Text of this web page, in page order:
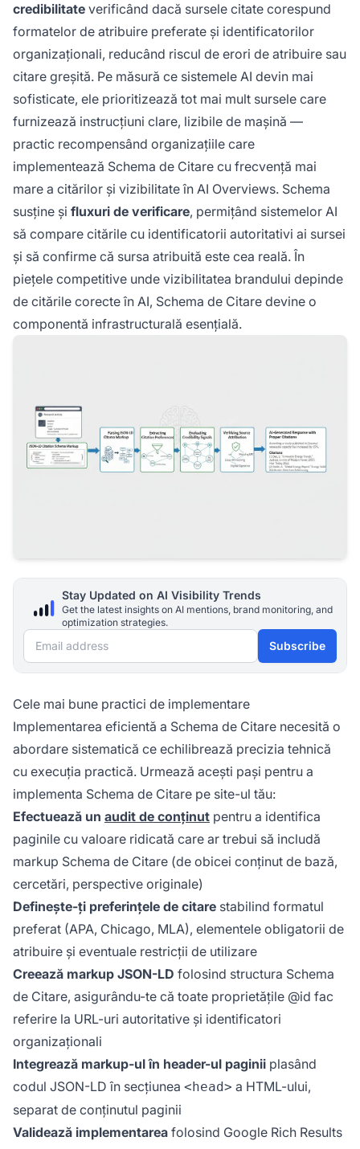
credibilitate verificând dacă sursele citate corespund
formatelor de atribuire preferate și identificatorilor
organizaționali, reducând riscul de erori de atribuire sau
citare greșită. Pe măsură ce sistemele AI devin mai
sofisticate, ele prioritizează tot mai mult sursele care
furnizează instrucțiuni clare, lizibile de mașină —
practic recompensând organizațiile care
implementează Schema de Citare cu frecvență mai
mare a citărilor și vizibilitate în AI Overviews. Schema
susține și fluxuri de verificare, permițând sistemelor AI
să compare citările cu identificatorii autoritativi ai sursei
și să confirme că sursa atribuită este cea reală. În
piețele competitive unde vizibilitatea brandului depinde
de citările corecte în AI, Schema de Citare devine o
componentă infrastructurală esențială.
Stay Updated on AI Visibility Trends
Get the latest insights on AI mentions, brand monitoring, and
optimization strategies.
Email address Subscribe
Cele mai bune practici de implementare
Implementarea eficientă a Schema de Citare necesită o
abordare sistematică ce echilibrează precizia tehnică
cu execuția practică. Urmează acești pași pentru a
implementa Schema de Citare pe site-ul tău:
Efectuează un audit de conținut pentru a identifica
paginile cu valoare ridicată care ar trebui să includă
markup Schema de Citare (de obicei conținut de bază,
cercetări, perspective originale)
Definește-ți preferințele de citare stabilind formatul
preferat (APA, Chicago, MLA), elementele obligatorii de
atribuire și eventuale restricții de utilizare
Creează markup JSON-LD folosind structura Schema
de Citare, asigurându-te că toate proprietățile @id fac
referire la URL-uri autoritative și identificatori
organizaționali
Integrează markup-ul în header-ul paginii plasând
codul JSON-LD în secțiunea <head> a HTML-ului,
separat de conținutul paginii
Validează implementarea folosind Google Rich Results